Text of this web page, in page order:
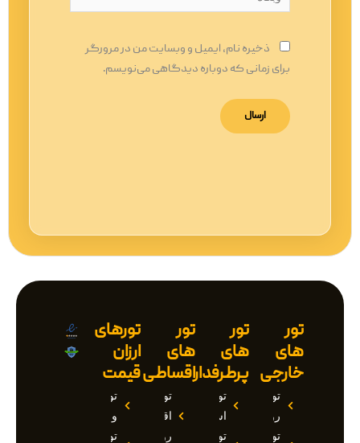
ذخیره نام، ایمیل و وبسایت من در مرورگر
برای زمانی که دوباره دیدگاهی می‌نویسم.
تور
های
خارجی
تور
روسیه
تور
تور
های
پرطرفدار
تور
استانبول
تور
تور
های
اقساطی
تور
اقساطی
روسیه
تورهای
ارزان
قیمت
تور
وان
تور